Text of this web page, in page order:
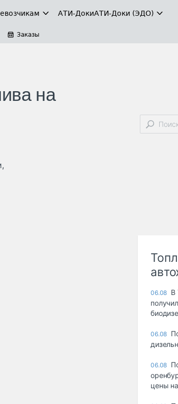
АТИ-ДокиАТИ-Доки (ЭДО)
Заказы
на
06.08 В
06.08
06.08
цены